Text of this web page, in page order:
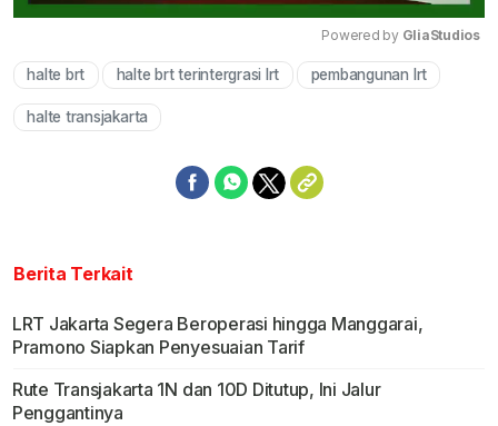
Mute
Powered by GliaStudios
halte brt halte brt terintergrasi lrt pembangunan lrt
halte transjakarta
Berita Terkait
LRT Jakarta Segera Beroperasi hingga Manggarai,
Pramono Siapkan Penyesuaian Tarif
Rute Transjakarta 1N dan 10D Ditutup, Ini Jalur
Penggantinya